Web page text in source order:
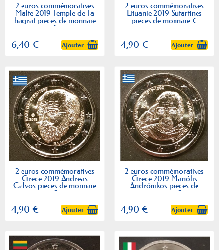
2 euros commémoratives
Malte 2019 Temple de Ta
hagrat pieces de monnaie
€
6,40 € Ajouter
2 euros commémoratives
Lituanie 2019 Sutartines
pieces de monnaie €
4,90 € Ajouter
2 euros commémoratives
Grece 2019 Andreas
Calvos pieces de monnaie
€
4,90 € Ajouter
2 euros commémoratives
Grece 2019 Manólis
Andrónikos pieces de
monnaie €
4,90 € Ajouter